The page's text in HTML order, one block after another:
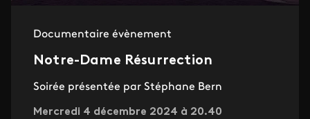
Documentaire évènement
Notre-Dame Résurrection
Soirée présentée par Stéphane Bern
Mercredi 4 décembre 2024 à 20.40